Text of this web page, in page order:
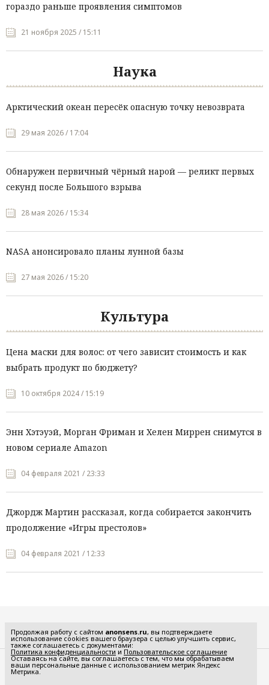
гораздо раньше проявления симптомов
21 ноября 2025 / 15:11
Наука
Арктический океан пересёк опасную точку невозврата
29 мая 2026 / 17:04
Обнаружен первичный чёрный нарой — реликт первых
секунд после Большого взрыва
28 мая 2026 / 15:34
NASA анонсировало планы лунной базы
27 мая 2026 / 15:20
Культура
Цена маски для волос: от чего зависит стоимость и как
выбрать продукт по бюджету?
10 октября 2024 / 15:19
Энн Хэтэуэй, Морган Фриман и Хелен Миррен снимутся в
новом сериале Amazon
04 февраля 2021 / 23:33
Джордж Мартин рассказал, когда собирается закончить
продолжение «Игры престолов»
04 февраля 2021 / 12:33
Редакция
Реклама
Продолжая работу с сайтом anonsens.ru, вы подтверждаете
использование cookies вашего браузера с целью улучшить сервис,
также соглашаетесь с документами:
Политика конфиденциальности и Пользовательское соглашение
Оставаясь на сайте, вы соглашаетесь с тем, что мы обрабатываем
ваши персональные данные с использованием метрик Яндекс
Метрика.